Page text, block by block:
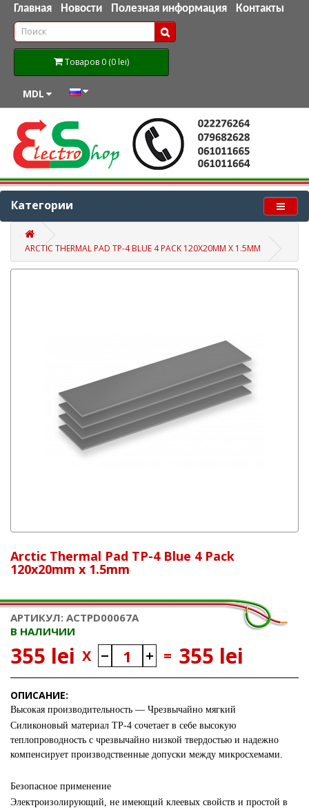
Главная Новости Полезная информация Контакты
Товаров 0 (0 lei)
MDL
Категории
ARCTIC THERMAL PAD TP-4 BLUE 4 PACK 120X20MM X 1.5MM
Arctic Thermal Pad TP-4 Blue 4 Pack
120x20mm x 1.5mm
АРТИКУЛ: ACTPD00067A
В НАЛИЧИИ
355 lei X = 355 lei
ОПИСАНИЕ:
Высокая производительность — Чрезвычайно мягкий
Силиконовый материал TP-4 сочетает в себе высокую
теплопроводность с чрезвычайно низкой твердостью и надежно
компенсирует производственные допуски между микросхемами.
Безопасное применение
Электроизолирующий, не имеющий клеевых свойств и простой в